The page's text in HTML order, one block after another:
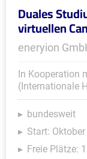
Duales
virtuellen
eneryion
In Kooperation
(Internationale
bundesweit
Start:
Freie Plätze: 1